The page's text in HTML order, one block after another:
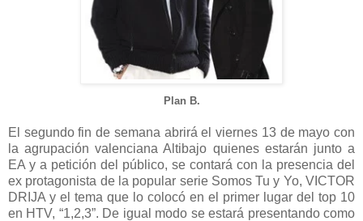
Plan B.
El segundo fin de semana abrirá el viernes 13 de mayo con
la agrupación valenciana Altibajo quienes estarán junto a
EA y a petición del público, se contará con la presencia del
ex protagonista de la popular serie Somos Tu y Yo, VICTOR
DRIJA y el tema que lo colocó en el primer lugar del top 10
en HTV, “1,2,3”. De igual modo se estará presentando como